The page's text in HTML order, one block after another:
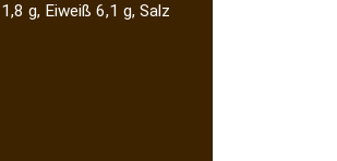
g, Eiweiß 6,1 g, Salz